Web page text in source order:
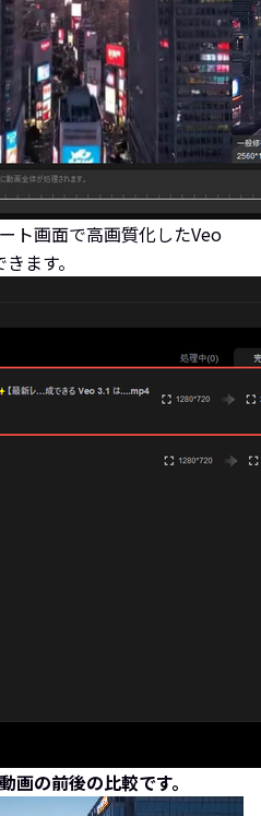
ト画面で高画質化したVeo
ます。
画の前後の比較です。